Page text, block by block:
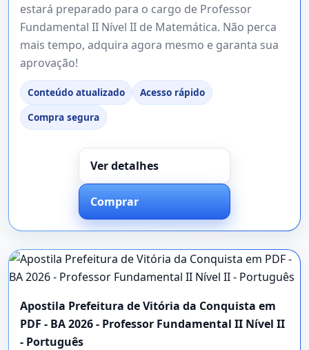
estará preparado para o cargo de Professor
Fundamental II Nível II de Matemática. Não perca
mais tempo, adquira agora mesmo e garanta sua
aprovação!
Conteúdo atualizado
Acesso rápido
Compra segura
Ver detalhes
Comprar
Apostila Prefeitura de Vitória da Conquista em
PDF - BA 2026 - Professor Fundamental II Nível II
- Português